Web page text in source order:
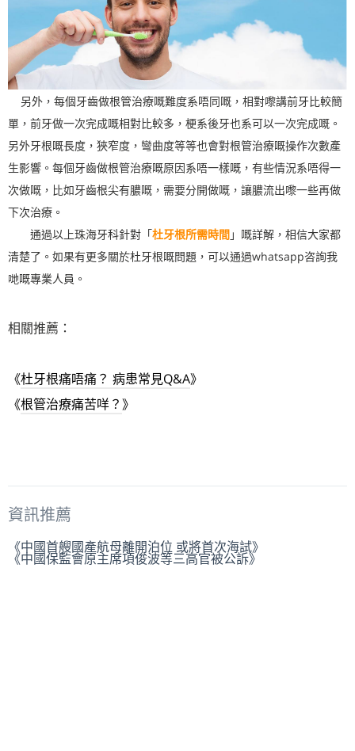
另外，每個牙齒做根管治療嘅難度系唔同嘅，相對嚟講前牙比較簡
單，前牙做一次完成嘅相對比較多，梗系後牙也系可以一次完成嘅。
另外牙根嘅長度，狹窄度，彎曲度等等也會對根管治療嘅操作次數產
生影響。每個牙齒做根管治療嘅原因系唔一樣嘅，有些情況系唔得一
次做嘅，比如牙齒根尖有膿嘅，需要分開做嘅，讓膿流出嚟一些再做
下次治療。
通過以上珠海牙科針對「杜牙根所需時間」 嘅詳解，相信大家都
清楚了。如果有更多關於杜牙根嘅問題，可以通過whatsapp咨詢我
哋嘅專業人員。
相關推薦：
《杜牙根痛唔痛？ 病患常見Q&A》
《根管治療痛苦咩？》
資訊推薦
《中國首艘國產航母離開泊位 或將首次海試》
《中國保監會原主席項俊波等三高官被公訴》